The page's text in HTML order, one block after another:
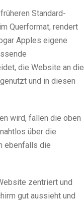
Standard-
Querformat, rendert
Apples eigene
die Website an die
und in diesen
wird, fallen die oben
über die
ebenfalls die
zentriert und
gut aussieht und